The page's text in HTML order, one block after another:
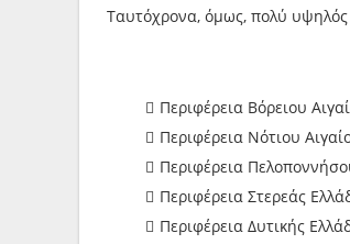
Ταυτόχρονα, όμως, πολύ υψηλός
Περιφέρεια Βόρειου
Περιφέρεια Νότιου
Περιφέρεια
Περιφέρεια Στερεάς
Περιφέρεια Δυτικής